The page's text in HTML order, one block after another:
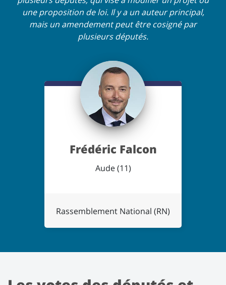
une proposition de loi. Il y a un auteur principal,
mais un amendement peut être cosigné par
plusieurs députés.
Frédéric Falcon
Aude (11)
Rassemblement National (RN)